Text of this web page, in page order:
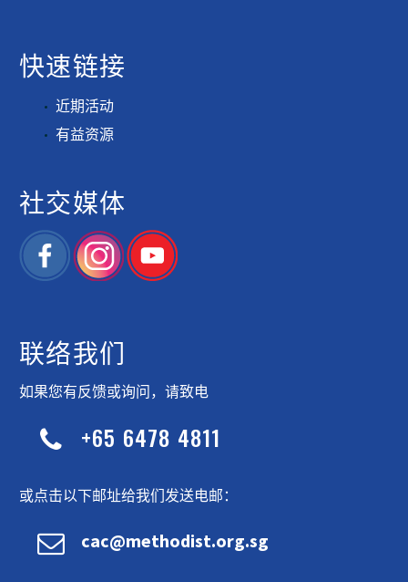
快速链接
近期活动
有益资源
社交媒体
联络我们
如果您有反馈或询问，请致电

 +65 6478 4811
或点击以下邮址给我们发送电邮：

 cac@methodist.org.sg